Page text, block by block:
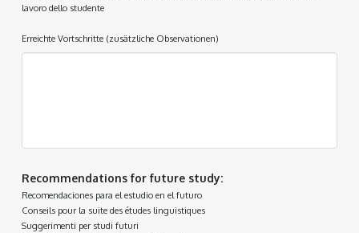
lavoro dello studente
Erreichte Vortschritte (zusätzliche Observationen)
Recommendations for future study:
Recomendaciones para el estudio en el futuro
Conseils pour la suite des études linguistiques
Suggerimenti per studi futuri